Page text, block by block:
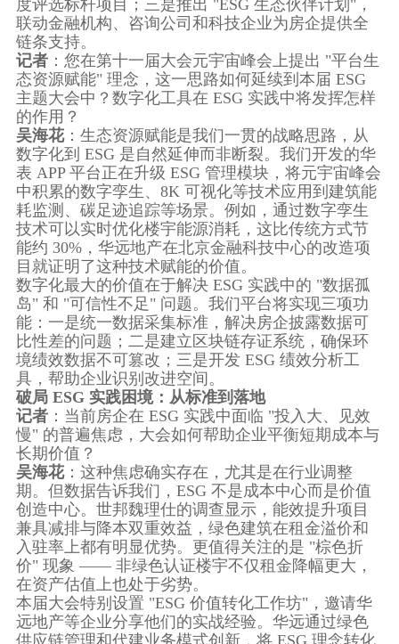
度评选标杆项目；三是推出 "ESG 生态伙伴计划"，
联动金融机构、咨询公司和科技企业为房企提供全
链条支持。
记者：您在第十一届大会元宇宙峰会上提出 "平台生
态资源赋能" 理念，这一思路如何延续到本届 ESG
主题大会中？数字化工具在 ESG 实践中将发挥怎样
的作用？
吴海花：生态资源赋能是我们一贯的战略思路，从
数字化到 ESG 是自然延伸而非断裂。我们开发的华
表 APP 平台正在升级 ESG 管理模块，将元宇宙峰会
中积累的数字孪生、8K 可视化等技术应用到建筑能
耗监测、碳足迹追踪等场景。例如，通过数字孪生
技术可以实时优化楼宇能源消耗，这比传统方式节
能约 30%，华远地产在北京金融科技中心的改造项
目就证明了这种技术赋能的价值。
数字化最大的价值在于解决 ESG 实践中的 "数据孤
岛" 和 "可信性不足" 问题。我们平台将实现三项功
能：一是统一数据采集标准，解决房企披露数据可
比性差的问题；二是建立区块链存证系统，确保环
境绩效数据不可篡改；三是开发 ESG 绩效分析工
具，帮助企业识别改进空间。
破局 ESG 实践困境：从标准到落地
记者：当前房企在 ESG 实践中面临 "投入大、见效
慢" 的普遍焦虑，大会如何帮助企业平衡短期成本与
长期价值？
吴海花：这种焦虑确实存在，尤其是在行业调整
期。但数据告诉我们，ESG 不是成本中心而是价值
创造中心。世邦魏理仕的调查显示，能效提升项目
兼具减排与降本双重效益，绿色建筑在租金溢价和
入驻率上都有明显优势。更值得关注的是 "棕色折
价" 现象 —— 非绿色认证楼宇不仅租金降幅更大，
在资产估值上也处于劣势。
本届大会特别设置 "ESG 价值转化工作坊"，邀请华
远地产等企业分享他们的实战经验。华远通过绿色
供应链管理和代建业务模式创新，将 ESG 理念转化